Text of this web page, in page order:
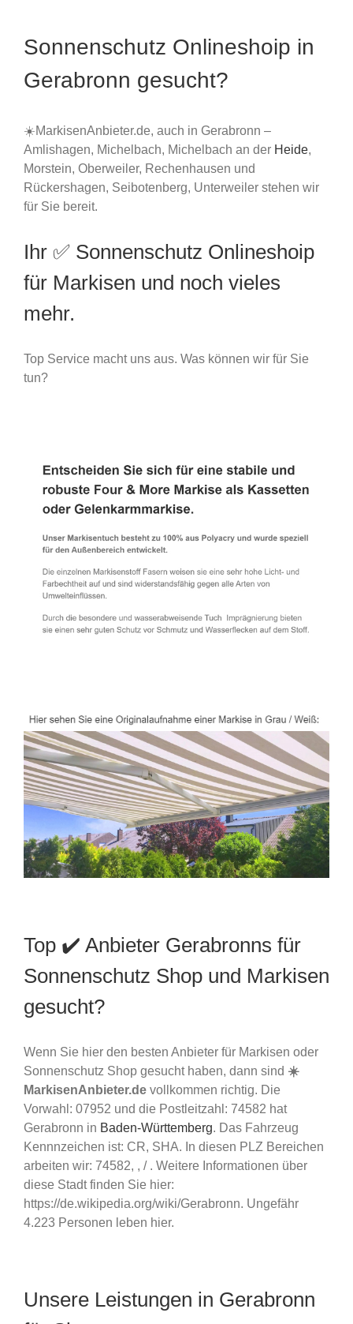
Sonnenschutz Onlineshoip in
Gerabronn gesucht?
☀️MarkisenAnbieter.de, auch in Gerabronn –
Amlishagen, Michelbach, Michelbach an der Heide,
Morstein, Oberweiler, Rechenhausen und
Rückershagen, Seibotenberg, Unterweiler stehen wir
für Sie bereit.
Ihr ✅ Sonnenschutz Onlineshoip
für Markisen und noch vieles
mehr.
Top Service macht uns aus. Was können wir für Sie
tun?
Top ✔️ Anbieter Gerabronns für
Sonnenschutz Shop und Markisen
gesucht?
Wenn Sie hier den besten Anbieter für Markisen oder
Sonnenschutz Shop gesucht haben, dann sind ☀️
MarkisenAnbieter.de vollkommen richtig. Die
Vorwahl: 07952 und die Postleitzahl: 74582 hat
Gerabronn in Baden-Württemberg. Das Fahrzeug
Kennnzeichen ist: CR, SHA. In diesen PLZ Bereichen
arbeiten wir: 74582, , / . Weitere Informationen über
diese Stadt finden Sie hier:
https://de.wikipedia.org/wiki/Gerabronn. Ungefähr
4.223 Personen leben hier.
Unsere Leistungen in Gerabronn